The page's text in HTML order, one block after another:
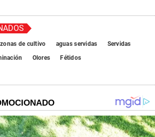
zonas de cultivo aguas servidas
Servidas
Olores
Fétidos